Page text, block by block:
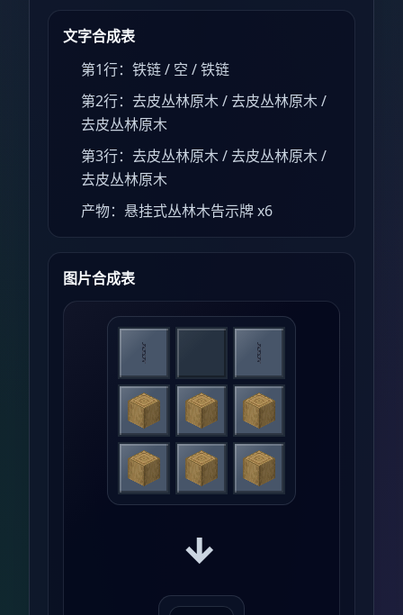
文字合成表
第1行：铁链 / 空 / 铁链
第2行：去皮丛林原木 / 去皮丛林原木 /
去皮丛林原木
第3行：去皮丛林原木 / 去皮丛林原木 /
去皮丛林原木
产物：悬挂式丛林木告示牌 x6
图片合成表
→